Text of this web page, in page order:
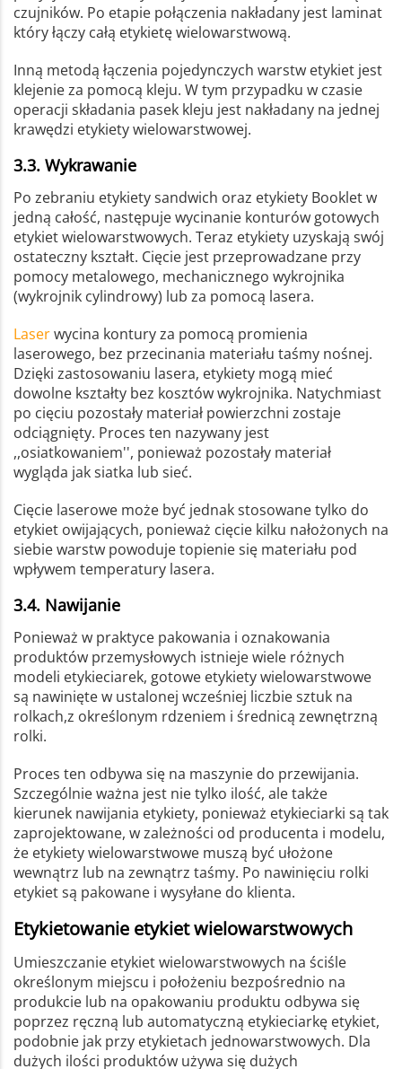
czujników. Po etapie połączenia nakładany jest laminat
który łączy całą etykietę wielowarstwową.
Inną metodą łączenia pojedynczych warstw etykiet jest
klejenie za pomocą kleju. W tym przypadku w czasie
operacji składania pasek kleju jest nakładany na jednej
krawędzi etykiety wielowarstwowej.
3.3. Wykrawanie
Po zebraniu etykiety sandwich oraz etykiety Booklet w
jedną całość, następuje wycinanie konturów gotowych
etykiet wielowarstwowych. Teraz etykiety uzyskają swój
ostateczny kształt. Cięcie jest przeprowadzane przy
pomocy metalowego, mechanicznego wykrojnika
(wykrojnik cylindrowy) lub za pomocą lasera.
Laserwycina kontury za pomocą promienia
laserowego, bez przecinania materiału taśmy nośnej.
Dzięki zastosowaniu lasera, etykiety mogą mieć
dowolne kształty bez kosztów wykrojnika. Natychmiast
po cięciu pozostały materiał powierzchni zostaje
odciągnięty. Proces ten nazywany jest
,,osiatkowaniem'', ponieważ pozostały materiał
wygląda jak siatka lub sieć.
Cięcie laserowe może być jednak stosowane tylko do
etykiet owijających, ponieważ cięcie kilku nałożonych na
siebie warstw powoduje topienie się materiału pod
wpływem temperatury lasera.
3.4. Nawijanie
Ponieważ w praktyce pakowania i oznakowania
produktów przemysłowych istnieje wiele różnych
modeli etykieciarek, gotowe etykiety wielowarstwowe
są nawinięte w ustalonej wcześniej liczbie sztuk na
rolkach,z określonym rdzeniem i średnicą zewnętrzną
rolki.
Proces ten odbywa się na maszynie do przewijania.
Szczególnie ważna jest nie tylko ilość, ale także
kierunek nawijania etykiety, ponieważ etykieciarki są tak
zaprojektowane, w zależności od producenta i modelu,
że etykiety wielowarstwowe muszą być ułożone
wewnątrz lub na zewnątrz taśmy. Po nawinięciu rolki
etykiet są pakowane i wysyłane do klienta.
Etykietowanie etykiet wielowarstwowych
Umieszczanie etykiet wielowarstwowych na ściśle
określonym miejscu i położeniu bezpośrednio na
produkcie lub na opakowaniu produktu odbywa się
poprzez ręczną lub automatyczną etykieciarkę etykiet,
podobnie jak przy etykietach jednowarstwowych. Dla
dużych ilości produktów używa się dużych